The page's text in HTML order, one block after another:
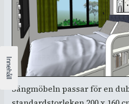
Sängmöbeln passar för en